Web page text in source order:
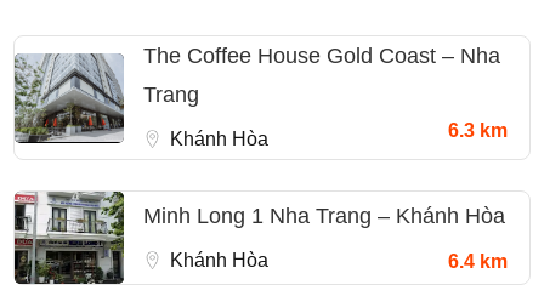
The Coffee House Gold Coast – Nha
Trang
Khánh Hòa 6.3 km
Minh Long 1 Nha Trang – Khánh Hòa
Khánh Hòa 6.4 km